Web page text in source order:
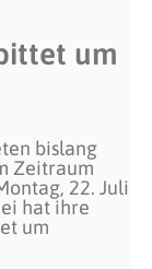
um
bislang
Zeitraum
22. Juli
hat ihre
um